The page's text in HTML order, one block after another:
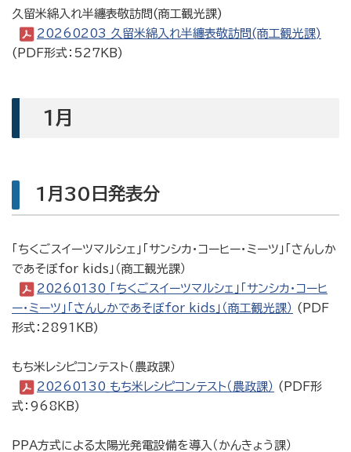
久留米綿入れ半纏表敬訪問(商工観光課)
20260203_久留米綿入れ半纏表敬訪問(商工観光課)
(PDF形式：527KB)
1月
1月30日発表分
「ちくごスイーツマルシェ」「サンシカ・コーヒー・ミーツ」「さんしか
であそぼfor kids」（商工観光課）
20260130_「ちくごスイーツマルシェ」「サンシカ・コーヒ
ー・ミーツ」「さんしかであそぼfor kids」（商工観光課） (PDF
形式：2891KB)
もち米レシピコンテスト（農政課）
20260130_もち米レシピコンテスト（農政課） (PDF形
式：968KB)
PPA方式による太陽光発電設備を導入（かんきょう課）